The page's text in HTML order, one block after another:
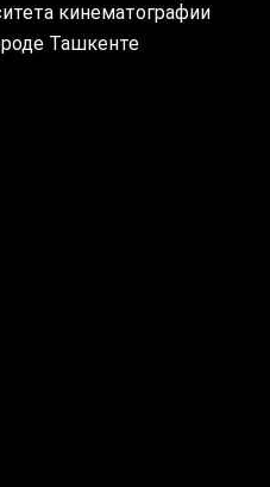
кинематографии
Ташкенте